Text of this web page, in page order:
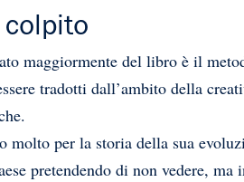
maggiormente del libro è il
tradotti dall’ambito della
per la storia della sua
pretendendo di non vedere,